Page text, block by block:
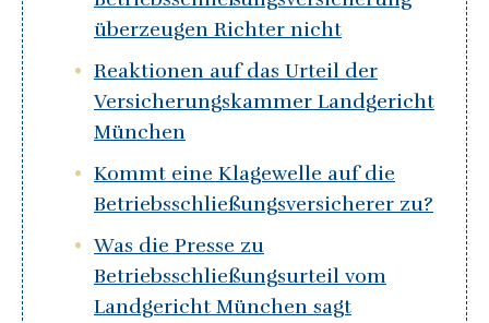
überzeugen Richter nicht
Reaktionen auf das Urteil der
Versicherungskammer Landgericht
München
Kommt eine Klagewelle auf die
Betriebsschließungsversicherer zu?
Was die Presse zu
Betriebsschließungsurteil vom
Landgericht München sagt